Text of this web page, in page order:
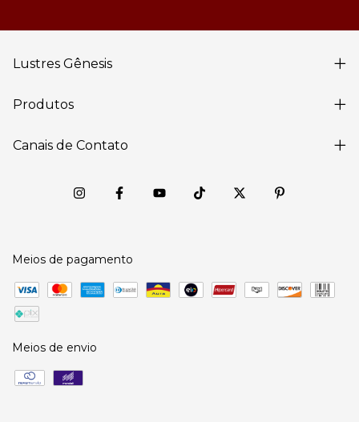
Lustres Gênesis
Produtos
Canais de Contato
Meios de pagamento
Meios de envio